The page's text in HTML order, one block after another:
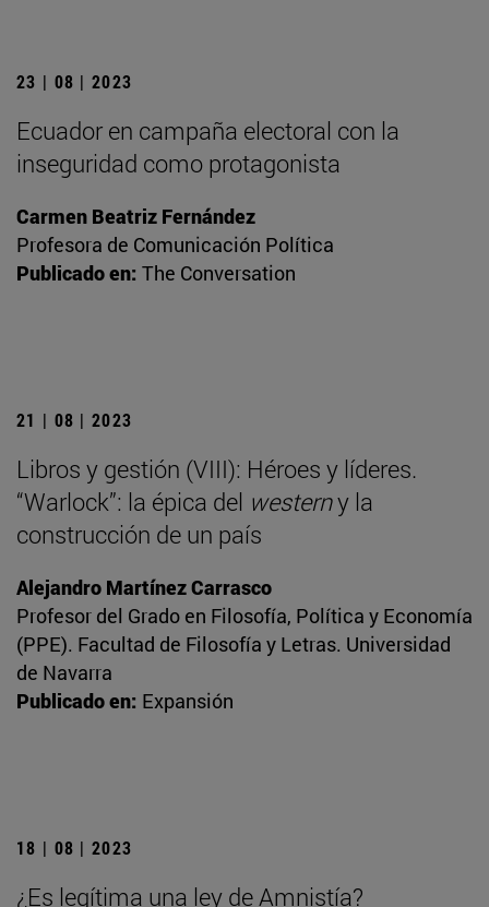
23 | 08 | 2023
Ecuador en campaña electoral con la
inseguridad como protagonista
Carmen Beatriz Fernández
Profesora de Comunicación Política
Publicado en: The Conversation
21 | 08 | 2023
Libros y gestión (VIII): Héroes y líderes.
“Warlock”: la épica del westerny la
construcción de un país
Alejandro Martínez Carrasco
Profesor del Grado en Filosofía, Política y Economía
(PPE). Facultad de Filosofía y Letras. Universidad
de Navarra
Publicado en: Expansión
18 | 08 | 2023
¿Es legítima una ley de Amnistía?